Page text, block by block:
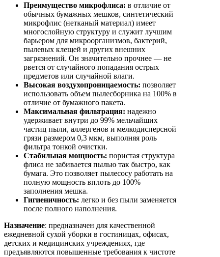
Преимущество микрофлиса: в отличие от
обычных бумажных мешков, синтетический
микрофлис (нетканый материал) имеет
многослойную структуру и служит лучшим
барьером для микроорганизмов, бактерий,
пылевых клещей и других внешних
загрязнений. Он значительно прочнее — не
рвется от случайного попадания острых
предметов или случайной влаги.
Высокая воздухопроницаемость: позволяет
использовать объем пылесборника на 100% в
отличие от бумажного пакета.
Максимальная фильтрация: надежно
удерживает внутри до 99% мельчайших
частиц пыли, аллергенов и мелкодисперсной
грязи размером 0,3 мкм, выполняя роль
фильтра тонкой очистки.
Стабильная мощность: пористая структура
флиса не забивается пылью так быстро, как
бумага. Это позволяет пылесосу работать на
полную мощность вплоть до 100%
заполнения мешка.
Гигиеничность: легко и без пыли заменяется
после полного наполнения.
Назначение: предназначен для качественной
ежедневной сухой уборки в гостиницах, офисах,
детских и медицинских учреждениях, где
предъявляются повышенные требования к чистоте